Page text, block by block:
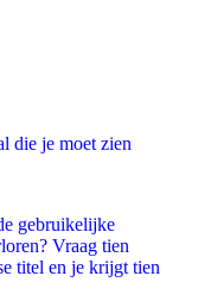
die je moet zien
gebruikelijke
Vraag tien
titel en je krijgt tien